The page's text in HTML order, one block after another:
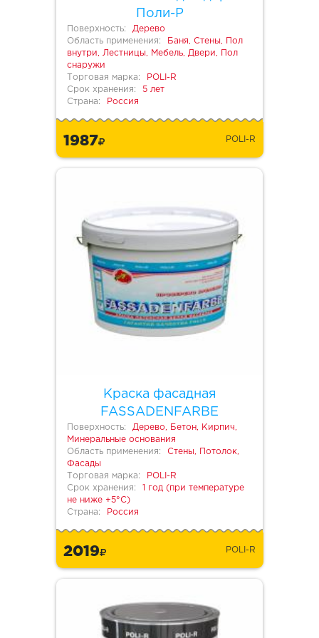
Поли-Р
Поверхность:
Дерево
Область применения:
Баня, Стены, Пол
внутри, Лестницы, Мебель, Двери, Пол
снаружи
Торговая марка:
POLI-R
Срок хранения:
5 лет
Страна:
Россия
1987 POLI-R
Краска фасадная
FASSADENFARBE
Поверхность:
Дерево, Бетон, Кирпич,
Минеральные основания
Область применения:
Стены, Потолок,
Фасады
Торговая марка:
POLI-R
Срок хранения:
1 год (при температуре
не ниже +5°С)
Страна:
Россия
2019 POLI-R